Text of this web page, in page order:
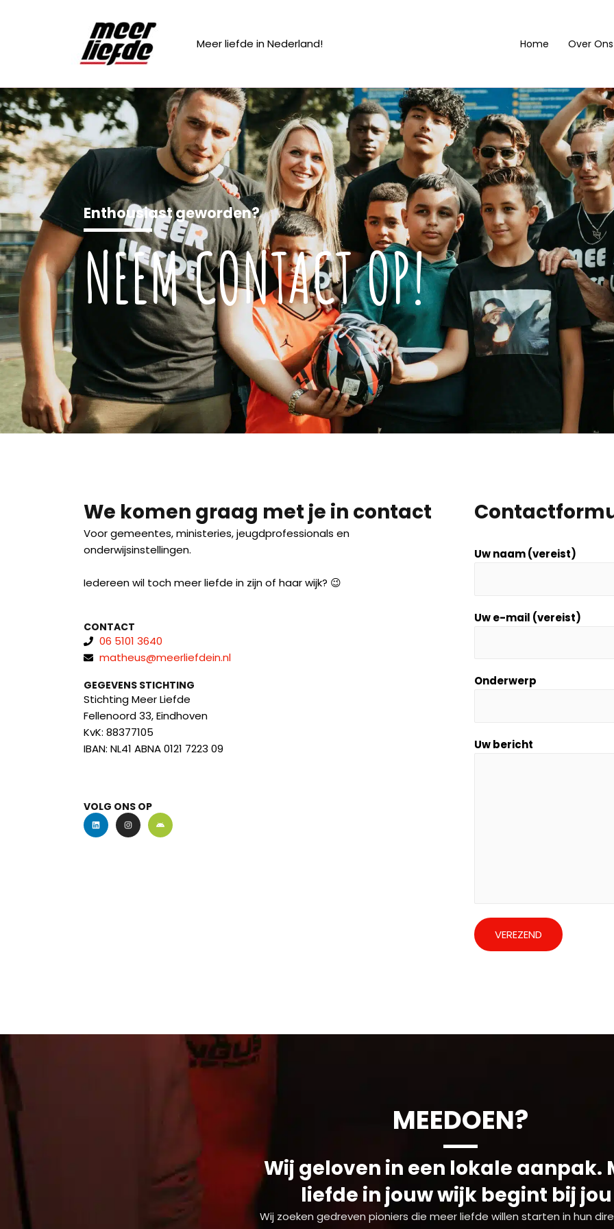
Meer liefde in Nederland! Home Over Ons
Enthousiast geworden?
NEEM CONTACT OP!
We komen graag met je in contact
Voor gemeentes, ministeries, jeugdprofessionals en
onderwijsinstellingen.
Iedereen wil toch meer liefde in zijn of haar wijk? 😉
CONTACT
06 5101 3640
matheus@meerliefdein.nl
GEGEVENS STICHTING
Stichting Meer Liefde
Fellenoord 33, Eindhoven
KvK: 88377105
IBAN: NL41 ABNA 0121 7223 09
VOLG ONS OP
Uw naam (vereist)
Uw e-mail (vereist)
Onderwerp
Uw bericht
VEREZEND
MEEDOEN?
Wij geloven in een lokale aanpak.
liefde in jouw wijk begint bij
Wij zoeken gedreven pioniers die meer liefde willen starten in hun